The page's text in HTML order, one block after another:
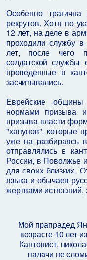
Особенно
рекрутов. Хотя по
12 лет, на деле в
проходили службу в
лет, после чего
солдатской службы
проведенные в
засчитывались.
Еврейские
нормами призыва
призыва власти
"хапунов", которые
уже на разбираясь
отправлялись в
России, в Поволжье
для своих близких.
языка и обычаев
жертвами истязаний,
Мой прапрадед
возрасте 10 лет
Кантонист,
палачи не